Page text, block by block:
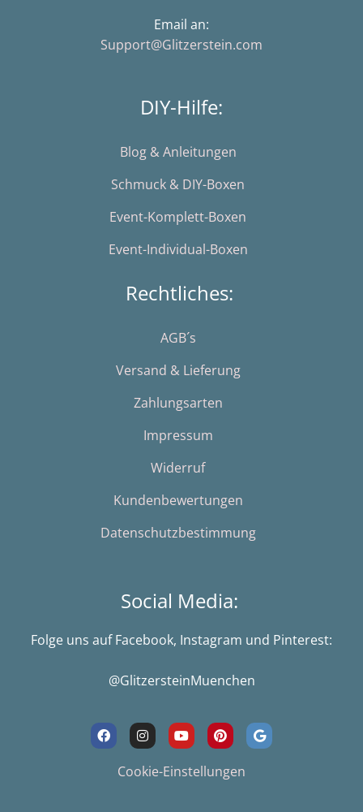
Email an:
Support@Glitzerstein.com
DIY-Hilfe:
Blog & Anleitungen
Schmuck & DIY-Boxen
Event-Komplett-Boxen
Event-Individual-Boxen
Rechtliches:
AGB´s
Versand & Lieferung
Zahlungsarten
Impressum
Widerruf
Kundenbewertungen
Datenschutzbestimmung
Social Media:
Folge uns auf Facebook, Instagram und Pinterest:
@GlitzersteinMuenchen
F
a
c
I
n
s
t
a
Y
o
u
t
u
P
i
n
t
e
G
o
o
Cookie-Einstellungen